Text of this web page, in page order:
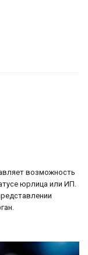
возможность
юрлица или ИП.